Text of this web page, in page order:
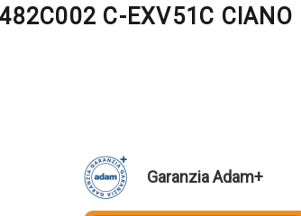
C-EXV51C CIANO
Garanzia Adam+